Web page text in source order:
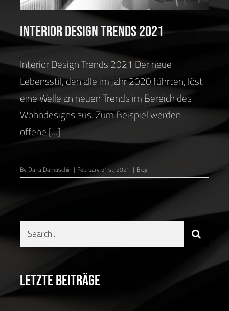
Interior Design Trends 2021
Interior Design Trends 2021 Der neue
Lebensstil, den alle im Jahr 2020 führten, löst
eine Welle an neuen Trends im Bereich des
Wohndesigns aus. Zum Beispiel werden
offene [...]
ByDana Damaschin | February 21st, 2021 | Blog
Search
for:
Letzte Beiträge